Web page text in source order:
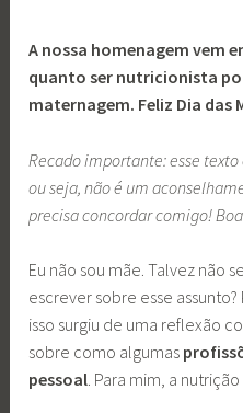
A nossa homenagem vem
quanto ser nutricionista
maternagem. Feliz Dia das
Recado importante: esse
ou seja, não é um
precisa concordar comigo!
Eu não sou mãe. Talvez não
escrever sobre esse
isso surgiu de uma reflexão
sobre como algumas
pessoal. Para mim, a